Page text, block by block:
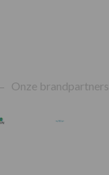
Onze brandpartners